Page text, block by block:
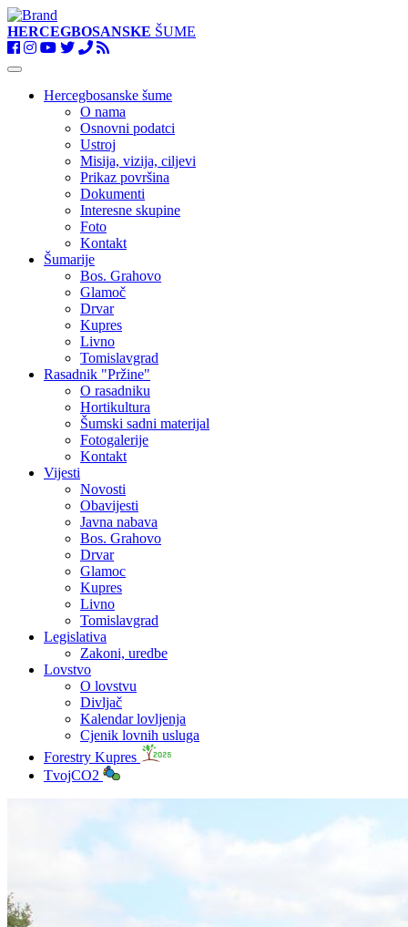
HERCEGBOSANSKE ŠUME
Toggle
navigationHercegbosanske šume
O nama
Osnovni podatci
Ustroj
Misija, vizija, ciljevi
Prikaz površina
Dokumenti
Interesne skupine
Foto
Kontakt
Šumarije
Bos. Grahovo
Glamoč
Drvar
Kupres
Livno
Tomislavgrad
Rasadnik "Pržine"
O rasadniku
Hortikultura
Šumski sadni materijal
Fotogalerije
Kontakt
Vijesti
Novosti
Obavijesti
Javna nabava
Bos. Grahovo
Drvar
Glamoc
Kupres
Livno
Tomislavgrad
Legislativa
Zakoni, uredbe
Lovstvo
O lovstvu
Divljač
Kalendar lovljenja
Cjenik lovnih usluga
Forestry Kupres
TvojCO2